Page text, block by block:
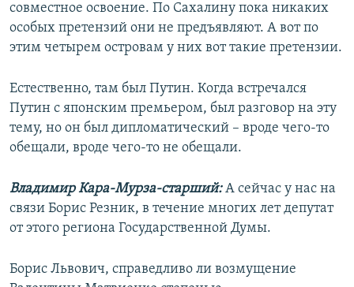
совместное освоение. По Сахалину пока никаких
особых претензий они не предъявляют. А вот по
этим четырем островам у них вот такие претензии.
Естественно, там был Путин. Когда встречался
Путин с японским премьером, был разговор на эту
тему, но он был дипломатический – вроде чего-то
обещали, вроде чего-то не обещали.
Владимир Кара-Мурза-старший:А сейчас у нас на
связи Борис Резник, в течение многих лет депутат
от этого региона Государственной Думы.
Борис Львович, справедливо ли возмущение